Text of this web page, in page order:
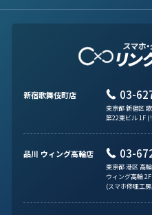
新宿歌舞伎町店 03-
東京都 新宿区
第22東ビル 1F (
品川 ウィング高輪店 03-
東京都 港区 高
ウィング高輪 2F
(スマホ修理工